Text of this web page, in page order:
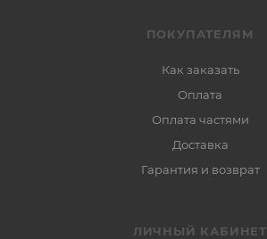
ПОКУПАТЕЛЯМ
Как заказать
Оплата
Оплата частями
Доставка
Гарантия и возврат
ЛИЧНЫЙ КАБИНЕТ